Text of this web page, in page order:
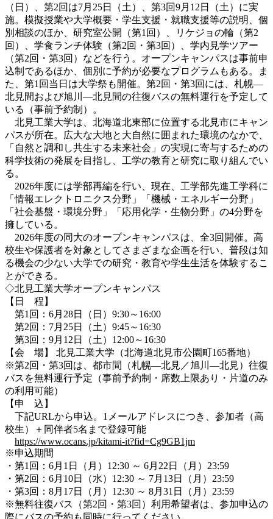
（日）、第2回は7月25日（土）、第3回9月12日（土）に実
施。模擬授業や大学概要・学生支援・就職支援等の説明、個
別相談のほか、研究室公開（第1回）、リケジョの輪（第2
回）、学食ランチ体験（第2回・第3回）、学内見学ツアー
（第2回・第3回）などを行う。オープンキャンパスは事前申
込制であるほか、個別に予約が必要なプログラムもある。ま
た、第1回当日は大学祭も開催。第2回・第3回には、札幌―
北見間および旭川―北見間の往復バスの無料運行を予定して
いる（事前予約制）。
北見工業大学は、北海道北東部に位置する北見市にキャン
パスが所在。広大な大地と大自然に囲まれた環境のなかで、
「自然と調和し共生する未来社会」の実現に寄与するための
科学技術の発展を目指し、工学の教育と研究に取り組んでい
る。
2026年度には学部再編を行い、現在、工学部先進工学科に
「情報エレクトロニクス分野」「機械・エネルギー分野」
「社会基盤・環境分野」「応用化学・生物分野」の4分野を
擁している。
2026年度の同大のオープンキャンパスは、全3回開催。高
校生や保護者を対象としてさまざまな企画を行い、普段は知
る機会の少ない大学での研究・教育や学生生活を体験するこ
とができる。
◇北見工業大学オープンキャンパス
【日 程】
第1回：6月28日（日）9:30～16:00
第2回：7月25日（土）9:45～16:30
第3回：9月12日（土）12:00～16:30
【会 場】 北見工業大学（北海道北見市公園町165番地）
※第2回・第3回は、都市間（札幌―北見／旭川―北見）往復
バスを無料運行予定（事前予約制・席数上限あり・片道のみ
の利用可能）
【申 込】
下記URLから申込。1メールアドレスにつき、参加者（高
校生）＋同伴者5名まで登録可能
https://www.ocans.jp/kitami-it?fid=Cg9GB1jm
※申込期間
・第1回：6月1日（月）12:30 ～ 6月22日（月）23:59
・第2回：6月10日（水）12:30 ～ 7月13日（月）23:59
・第3回：8月17日（月）12:30 ～ 8月31日（月）23:59
※無料往復バス（第2回・第3回）利用希望者は、参加申込の
際にバスの予約も同時に行ってください。